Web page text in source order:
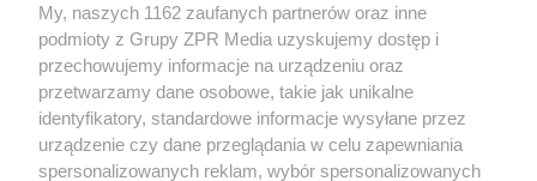
Żaden utwór zamieszczony w serwisie nie może być powielany i
rozpowszechniany lub dalej rozpowszechniany w jakikolwiek sposób (w
tym także elektroniczny lub mechaniczny) na jakimkolwiek polu
eksploatacji w jakiejkolwiek formie, włącznie z umieszczaniem w
Internecie bez pisemnej zgody właściciela praw. Jakiekolwiek użycie lub
wykorzystanie utworów w całości lub w części z naruszeniem prawa,
tzn. bez właściwej zgody, jest zabronione pod groźbą kary i może być
ścigane prawnie.
My, naszych 1162 zaufanych partnerów oraz inne
podmioty z Grupy ZPR Media uzyskujemy dostęp i
przechowujemy informacje na urządzeniu oraz
przetwarzamy dane osobowe, takie jak unikalne
identyfikatory, standardowe informacje wysyłane przez
urządzenie czy dane przeglądania w celu zapewniania
spersonalizowanych reklam, wybór spersonalizowanych